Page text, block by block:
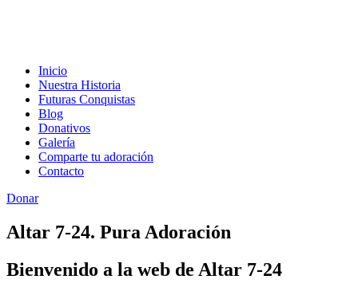
Inicio
Nuestra Historia
Futuras Conquistas
Blog
Donativos
Galería
Comparte tu adoración
Contacto
Donar
Altar 7-24. Pura Adoración
Bienvenido a la web de Altar 7-24